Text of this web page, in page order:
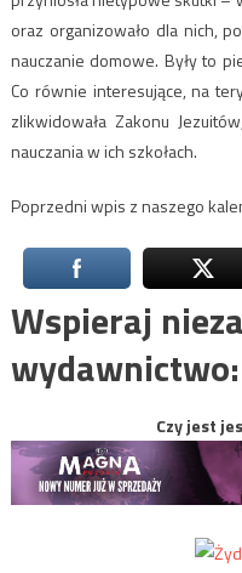
oraz organizowało dla nich,
nauczanie domowe. Były to
Co równie interesujące, na
zlikwidowała Zakonu
nauczania w ich szkołach.
Poprzedni wpis z naszego
Wspieraj
wydawnictwo:
Czy jest